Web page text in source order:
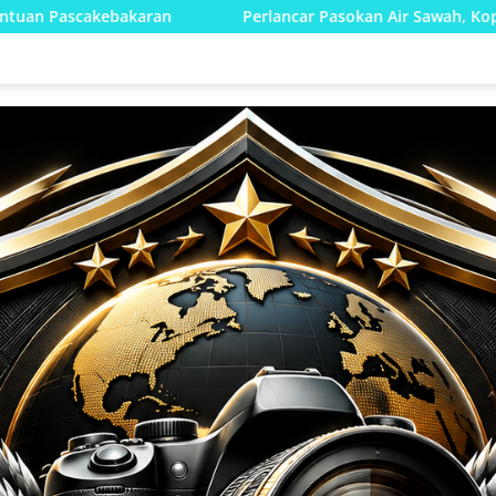
Perlancar Pasokan Air Sawah, Kopka Slamet Prasetiyo